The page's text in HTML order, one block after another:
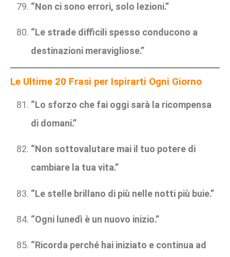
“Non ci sono errori, solo lezioni.”
“Le strade difficili spesso conducono a
destinazioni meravigliose.”
Le Ultime 20 Frasi per Ispirarti Ogni Giorno
“Lo sforzo che fai oggi sarà la ricompensa
di domani.”
“Non sottovalutare mai il tuo potere di
cambiare la tua vita.”
“Le stelle brillano di più nelle notti più buie.”
“Ogni lunedì è un nuovo inizio.”
“Ricorda perché hai iniziato e continua ad